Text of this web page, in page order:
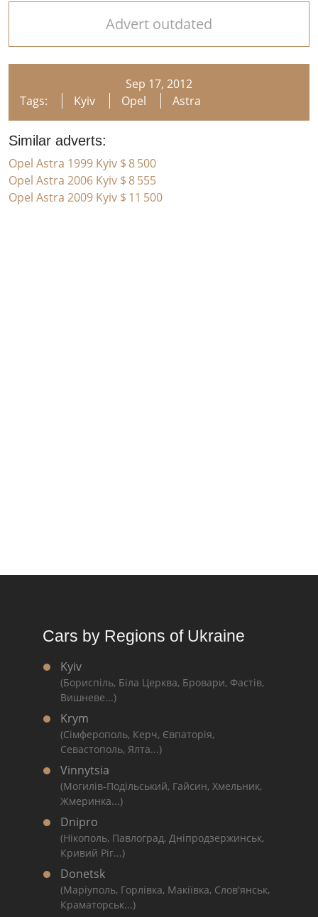
Advert outdated
Sep 17, 2012
Tags:
Kyiv Opel Astra
Similar adverts:
Opel Astra 1999 Kyiv $ 8 500
Opel Astra 2006 Kyiv $ 8 555
Opel Astra 2009 Kyiv $ 11 500
Cars by Regions of Ukraine
Kyiv
(Бориспіль, Біла Церква, Бровари, Фастів,
Вишневе...)
Krym
(Сімферополь, Керч, Євпаторія,
Севастополь, Ялта...)
Vinnytsia
(Могилів-Подільський, Гайсин, Хмельник,
Жмеринка...)
Dnipro
(Нікополь, Павлоград, Дніпродзержинськ,
Кривий Ріг...)
Donetsk
(Маріуполь, Горлівка, Макіївка, Слов'янськ,
Краматорськ...)